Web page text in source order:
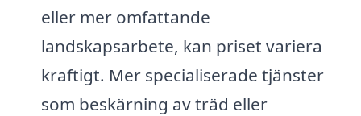
eller mer omfattande
landskapsarbete, kan priset variera
kraftigt. Mer specialiserade tjänster
som beskärning av träd eller